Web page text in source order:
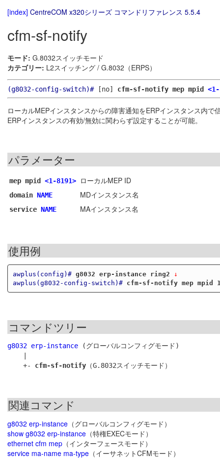
[index] CentreCOM x320シリーズ コマンドリファレンス 5.5.4
cfm-sf-notify
モード: G.8032スイッチモード
カテゴリー: L2スイッチング / G.8032（ERPS）
(g8032-config-switch)#[no] cfm-sf-notify mep mpid <1-
ローカルMEPインスタンスからの障害通知をERPインスタンス内
ERPインスタンスの有効/無効に関わらず設定することが可能。
パラメーター
mep mpid <1-8191> ローカルMEP ID
domain NAME MDインスタンス名
service NAME MAインスタンス名
使用例
awplus(config)# g8032 erp-instance ring2 ↓
awplus(g8032-config-switch)#
cfm-sf-notify mep mpid
コマンドツリー
g8032 erp-instance (グローバルコンフィグモード)
    +-
cfm-sf-notify
関連コマンド
g8032 erp-instance （グローバルコンフィグモード）
show g8032 erp-instance （特権EXECモード）
ethernet cfm mep （インターフェースモード）
service ma-name ma-type （イーサネットCFMモード）